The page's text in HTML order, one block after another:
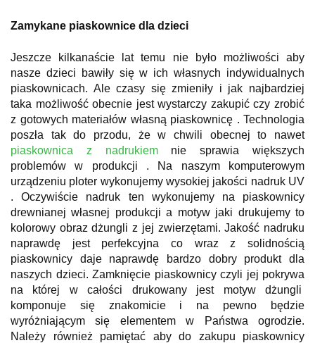
Zamykane piaskownice dla dzieci
Jeszcze kilkanaście lat temu nie było możliwości aby
nasze dzieci bawiły się w ich własnych indywidualnych
piaskownicach. Ale czasy się zmieniły i jak najbardziej
taka możliwość obecnie jest wystarczy zakupić czy zrobić
z gotowych materiałów własną piaskownicę . Technologia
poszła tak do przodu, że w chwili obecnej to nawet
piaskownica z nadrukiemnie sprawia większych
problemów w produkcji . Na naszym komputerowym
urządzeniu ploter wykonujemy wysokiej jakości nadruk UV
. Oczywiście nadruk ten wykonujemy na piaskownicy
drewnianej własnej produkcji a motyw jaki drukujemy to
kolorowy obraz dżungli z jej zwierzętami. Jakość nadruku
naprawdę jest perfekcyjna co wraz z solidnością
piaskownicy daje naprawdę bardzo dobry produkt dla
naszych dzieci. Zamknięcie piaskownicy czyli jej pokrywa
na której w całości drukowany jest motyw dżungli
komponuje się znakomicie i na pewno będzie
wyróżniającym się elementem w Państwa ogrodzie.
Należy również pamiętać aby do zakupu piaskownicy